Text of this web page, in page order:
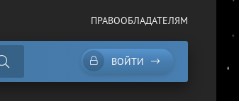
ПРАВООБЛАДАТЕЛЯМ
ВОЙТИ